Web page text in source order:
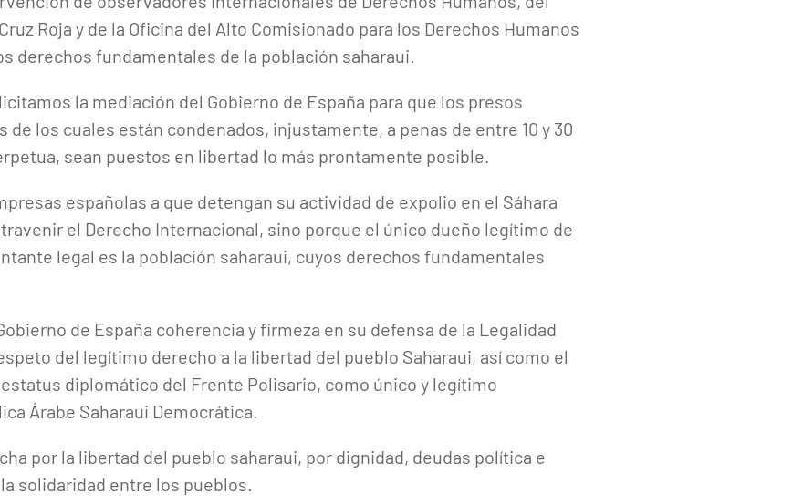
Roja y de la Oficina del Alto Comisionado para los Derechos Humanos
derechos fundamentales de la población saharaui.
la mediación del Gobierno de España para que los presos
de los cuales están condenados, injustamente, a penas de entre 10 y 30
sean puestos en libertad lo más prontamente posible.
españolas a que detengan su actividad de expolio en el Sáhara
el Derecho Internacional, sino porque el único dueño legítimo de
legal es la población saharaui, cuyos derechos fundamentales
de España coherencia y firmeza en su defensa de la Legalidad
del legítimo derecho a la libertad del pueblo Saharaui, así como el
diplomático del Frente Polisario, como único y legítimo
Árabe Saharaui Democrática.
por la libertad del pueblo saharaui, por dignidad, deudas política e
solidaridad entre los pueblos.